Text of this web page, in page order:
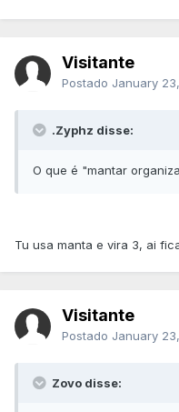
Visitante
Postado January 23,
.Zyphz disse:
O que é "mantar
Tu usa manta e vira 3, ai
Visitante
Postado January 23,
Zovo disse: